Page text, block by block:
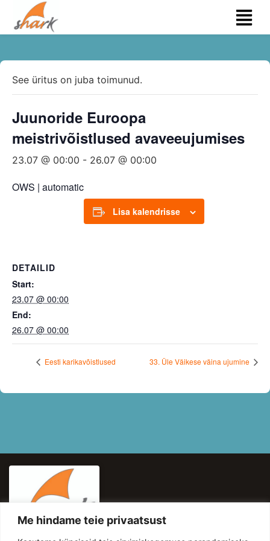
Me hindame teie privaatsust
See üritus on juba toimunud.
Juunoride Euroopa
meistrivõistlused avaveeujumises
23.07 @ 00:00 - 26.07 @ 00:00
OWS | automatic
Lisa kalendrisse
DETAILID
Start:
23.07 @ 00:00
End:
26.07 @ 00:00
Eesti karikavõistlused 33. Üle Väikese väina ujumine
KASULIKUD LINGID